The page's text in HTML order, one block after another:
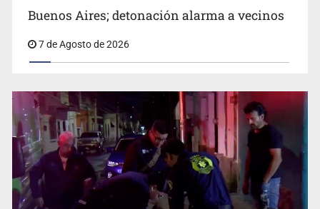
Cae ex mando por agresión a ex pareja y procesan a
agente por abuso a menor
Buenos Aires; detonación alarma a vecinos
7 de Agosto de 2026